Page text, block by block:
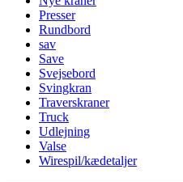
Presser
Rundbord
sav
Save
Svejsebord
Svingkran
Traverskraner
Truck
Udlejning
Valse
Wirespil/kædetaljer